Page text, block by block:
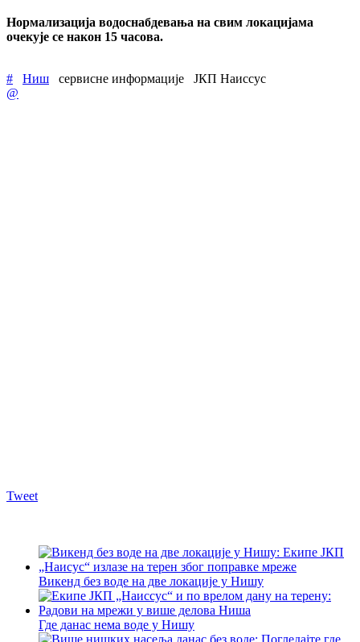
Нормализација водоснабдевања на свим локацијама
очекује се након 15 часова.
# Ниш сервисне информације
ЈКП Наиссус
@
Tweet
Викенд без воде на две локације у Нишу
Где данас нема воде у Нишу